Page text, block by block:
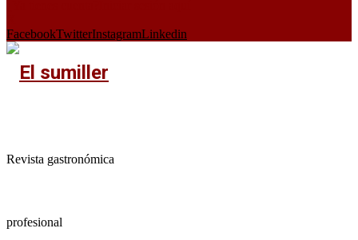
FacebookTwitterInstagramLinkedin
Revista gastronómica
profesional